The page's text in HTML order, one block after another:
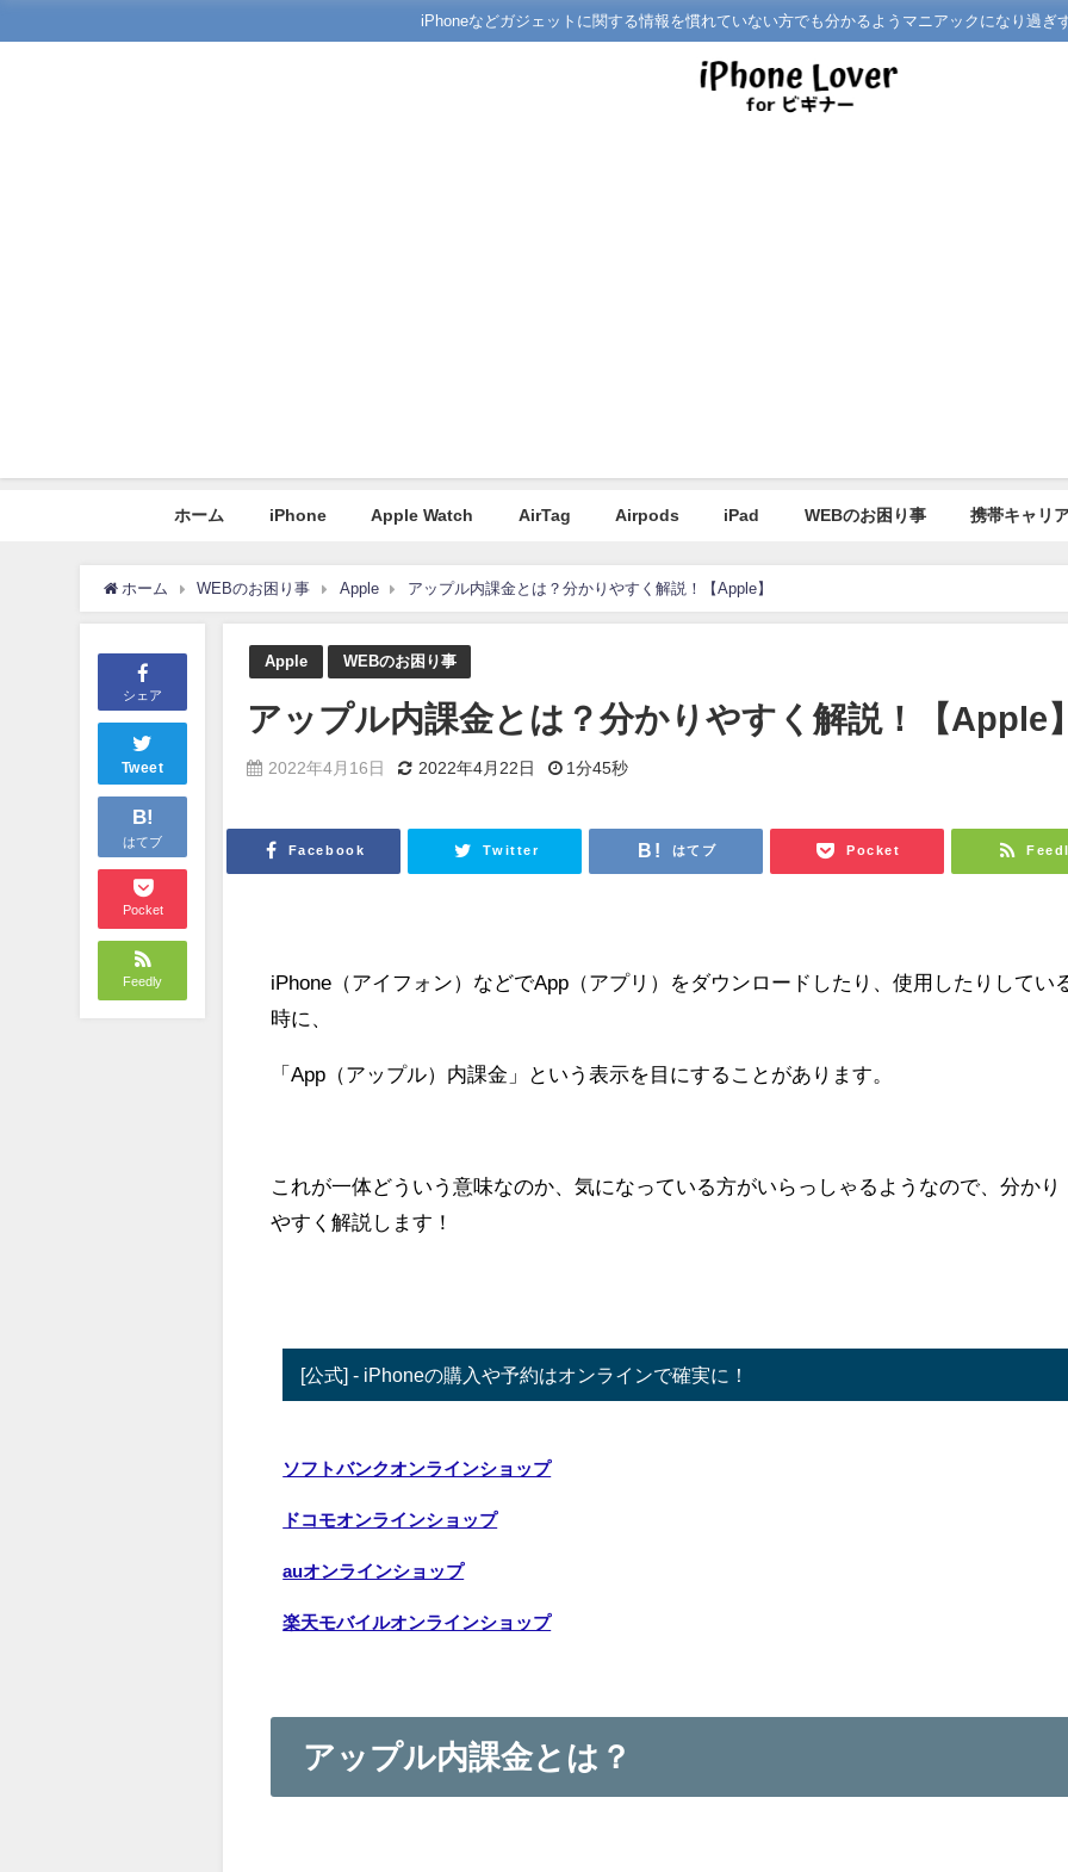
iPhoneなどガジェットに関する情報を慣れていない方でも分かるようマニアックになり過ぎ
ホーム iPhone Apple Watch AirTag Airpods iPad WEBのお困り事 携帯キャリ
ホーム WEBのお困り事 Apple アップル内課金とは？分かりやすく解説！【Apple】
シェア
Tweet
B!
はてブ
Pocket
Feedly
Apple WEBのお困り事
アップル内課金とは？分かりやすく解説！【Apple
2022年4月16日 2022年4月22日 1分45秒
Facebook Twitter はてブ Pocket
iPhone（アイフォン）などでApp（アプリ）をダウンロードしたり、使用したりしてい
時に、
「App（アップル）内課金」という表示を目にすることがあります。
これが一体どういう意味なのか、気になっている方がいらっしゃるようなので、分かり
やすく解説します！
[公式] - iPhoneの購入や予約はオンラインで確実に！
ソフトバンクオンラインショップ
ドコモオンラインショップ
auオンラインショップ
楽天モバイルオンラインショップ
アップル内課金とは？